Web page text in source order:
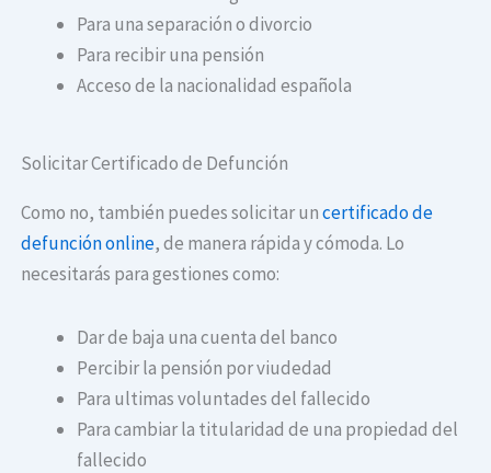
Para una separación o divorcio
Para recibir una pensión
Acceso de la nacionalidad española
Solicitar Certificado de Defunción
Como no, también puedes solicitar uncertificado de
defunción online, de manera rápida y cómoda. Lo
necesitarás para gestiones como:
Dar de baja una cuenta del banco
Percibir la pensión por viudedad
Para ultimas voluntades del fallecido
Para cambiar la titularidad de una propiedad del
fallecido